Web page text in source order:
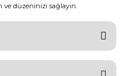
ve düzeninizi sağlayın.